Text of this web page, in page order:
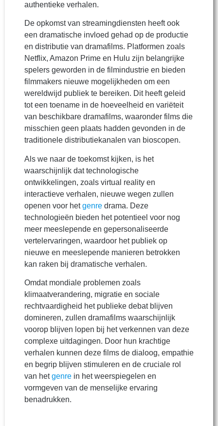
authentieke verhalen.
De opkomst van streamingdiensten heeft ook
een dramatische invloed gehad op de productie
en distributie van dramafilms. Platformen zoals
Netflix, Amazon Prime en Hulu zijn belangrijke
spelers geworden in de filmindustrie en bieden
filmmakers nieuwe mogelijkheden om een
wereldwijd publiek te bereiken. Dit heeft geleid
tot een toename in de hoeveelheid en variëteit
van beschikbare dramafilms, waaronder films die
misschien geen plaats hadden gevonden in de
traditionele distributiekanalen van bioscopen.
Als we naar de toekomst kijken, is het
waarschijnlijk dat technologische
ontwikkelingen, zoals virtual reality en
interactieve verhalen, nieuwe wegen zullen
openen voor hetgenre drama. Deze
technologieën bieden het potentieel voor nog
meer meeslepende en gepersonaliseerde
vertelervaringen, waardoor het publiek op
nieuwe en meeslepende manieren betrokken
kan raken bij dramatische verhalen.
Omdat mondiale problemen zoals
klimaatverandering, migratie en sociale
rechtvaardigheid het publieke debat blijven
domineren, zullen dramafilms waarschijnlijk
voorop blijven lopen bij het verkennen van deze
complexe uitdagingen. Door hun krachtige
verhalen kunnen deze films de dialoog, empathie
en begrip blijven stimuleren en de cruciale rol
van hetgenre in het weerspiegelen en
vormgeven van de menselijke ervaring
benadrukken.